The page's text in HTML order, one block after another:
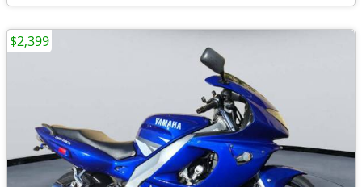
$2,399